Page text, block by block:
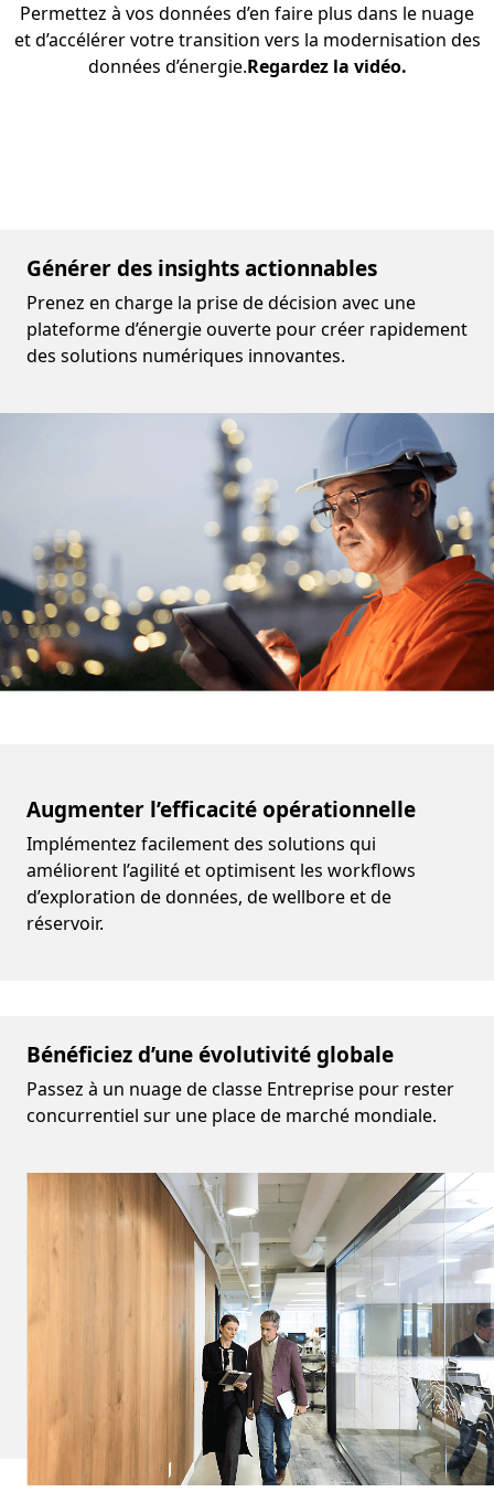
Permettez à vos données d’en faire plus dans le nuage
et d’accélérer votre transition vers la modernisation des
données d’énergie.Regardez la vidéo.
Générer des insights actionnables
Prenez en charge la prise de décision avec une
plateforme d’énergie ouverte pour créer rapidement
des solutions numériques innovantes.
Augmenter l’efficacité opérationnelle
Implémentez facilement des solutions qui
améliorent l’agilité et optimisent les workflows
d’exploration de données, de wellbore et de
réservoir.
Bénéficiez d’une évolutivité globale
Passez à un nuage de classe Entreprise pour rester
concurrentiel sur une place de marché mondiale.